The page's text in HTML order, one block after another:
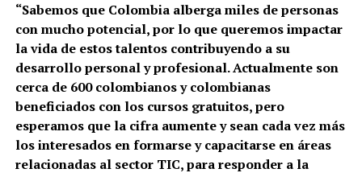
“Sabemos que Colombia alberga miles de personas
con mucho potencial, por lo que queremos impactar
la vida de estos talentos contribuyendo a su
desarrollo personal y profesional. Actualmente son
cerca de 600 colombianos y colombianas
beneficiados con los cursos gratuitos, pero
esperamos que la cifra aumente y sean cada vez más
los interesados en formarse y capacitarse en áreas
relacionadas al sector TIC, para responder a la